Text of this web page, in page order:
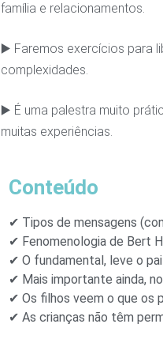
família e relacionamentos.
▶️ Faremos exercícios para
complexidades.
▶️ É uma palestra muito
muitas experiências.
Conteúdo
✔ Tipos de mensagens
✔ Fenomenologia de Bert
✔ O fundamental, leve o pai
✔ Mais importante ainda,
✔ Os filhos veem o que os
✔ As crianças não têm